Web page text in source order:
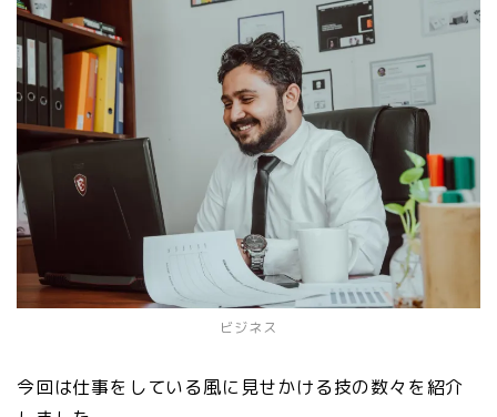
ビジネス
今回は仕事をしている風に見せかける技の数々を紹介